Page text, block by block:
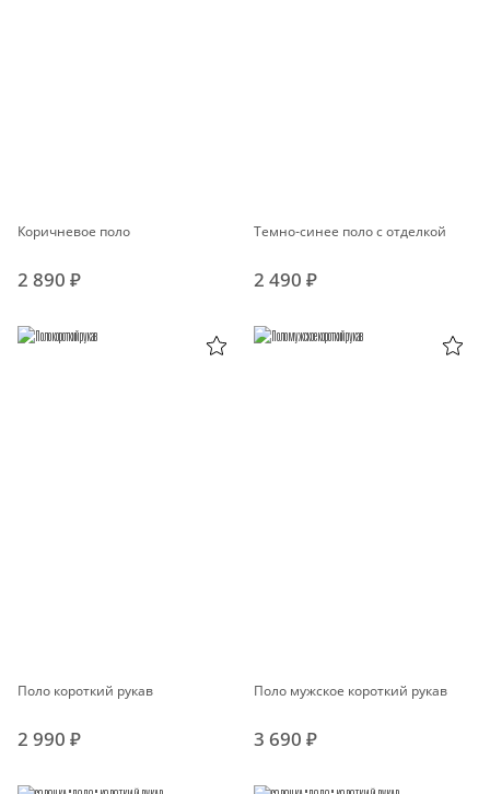
Коричневое поло
2 890 ₽
Темно-синее поло с отделкой
2 490 ₽
Поло короткий рукав
2 990 ₽
Поло мужское короткий рукав
3 690 ₽